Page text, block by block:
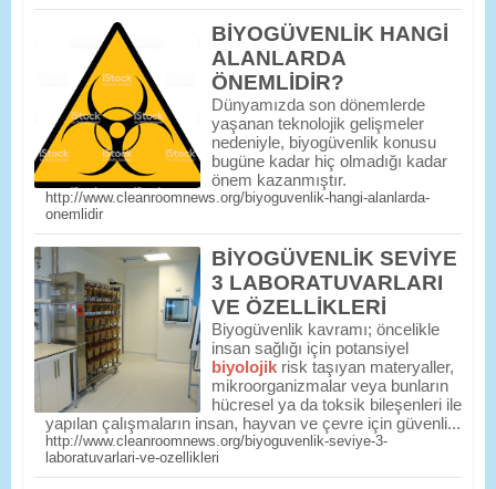
BİYOGÜVENLİK HANGİ
ALANLARDA
ÖNEMLİDİR?
Dünyamızda son dönemlerde
yaşanan teknolojik gelişmeler
nedeniyle, biyogüvenlik konusu
bugüne kadar hiç olmadığı kadar
önem kazanmıştır.
http://www.cleanroomnews.org/biyoguvenlik-hangi-alanlarda-
onemlidir
BİYOGÜVENLİK SEVİYE
3 LABORATUVARLARI
VE ÖZELLİKLERİ
Biyogüvenlik kavramı; öncelikle
insan sağlığı için potansiyel
biyolojik risk taşıyan materyaller,
mikroorganizmalar veya bunların
hücresel ya da toksik bileşenleri ile
yapılan çalışmaların insan, hayvan ve çevre için güvenli...
http://www.cleanroomnews.org/biyoguvenlik-seviye-3-
laboratuvarlari-ve-ozellikleri